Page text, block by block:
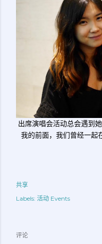
出席演唱会活动总会遇到
我的前面，我们曾经一起
共享
Labels: 活动 Events
评论